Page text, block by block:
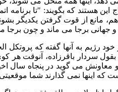
این هستند که بگویند: "تا
مانع از قوت گرفتن یکدیگر
جهانی برجا می ماند و چون برجا
رژیم به آنها گفته که پروتکل
سردار باقرزاده، آنوقت هر
و معاونش می گوید در پنجاه سال
اینها نمی گذارند شما